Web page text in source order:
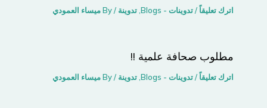
اترك تعليقاً /تدوينات - Blogs ,تدوينة / By ميساء العمودي
مطلوب صحافة علمية !!
اترك تعليقاً /تدوينات - Blogs ,تدوينة / By ميساء العمودي